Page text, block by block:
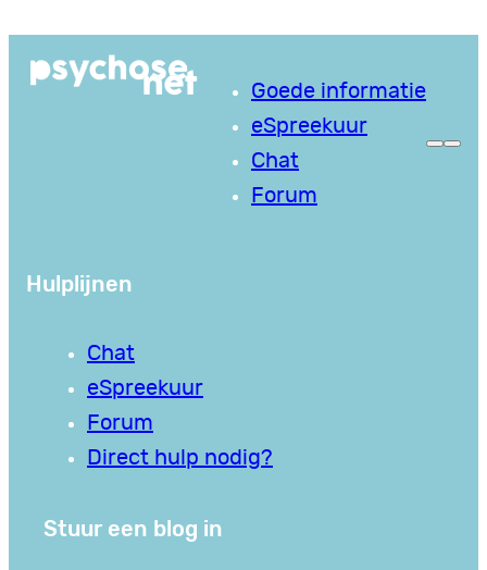
naar
Goede informatie
eSpreekuur
Chat
Forum
Hulplijnen
Chat
eSpreekuur
Forum
Direct hulp nodig?
Stuur een blog in